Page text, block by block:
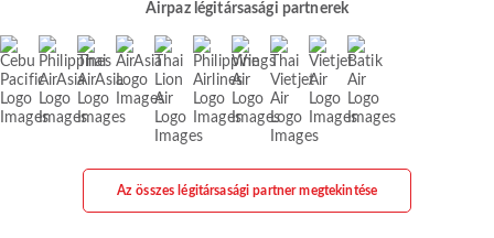
Airpaz légitársasági partnerek
Az összes légitársasági partner megtekintése